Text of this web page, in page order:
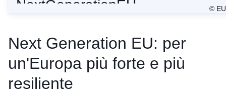
© EU
NextGenerationEU
Next Generation EU: per
un'Europa più forte e più
resiliente